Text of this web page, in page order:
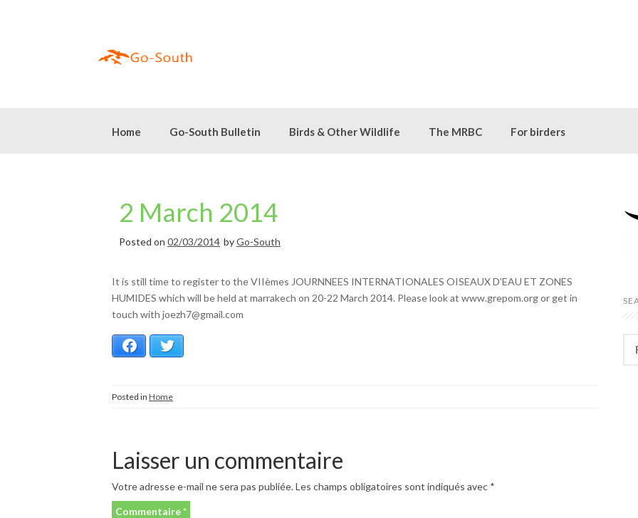
Home Go-South Bulletin Birds & Other Wildlife The MRBC For birders
2 March 2014
Posted on 02/03/2014 byGo-South
It is still time to register to the VIIèmes JOURNNEES INTERNATIONALES OISEAUX D’EAU ET ZONES
HUMIDES which will be held at marrakech on 20-22 March 2014. Please look at www.grepom.orgor get in
touch with joezh7@gmail.com
Facebook
Posted in Home
Laisser un commentaire
Votre adresse e-mail ne sera pas publiée.Les champs obligatoires sont indiqués avec *
Commentaire*